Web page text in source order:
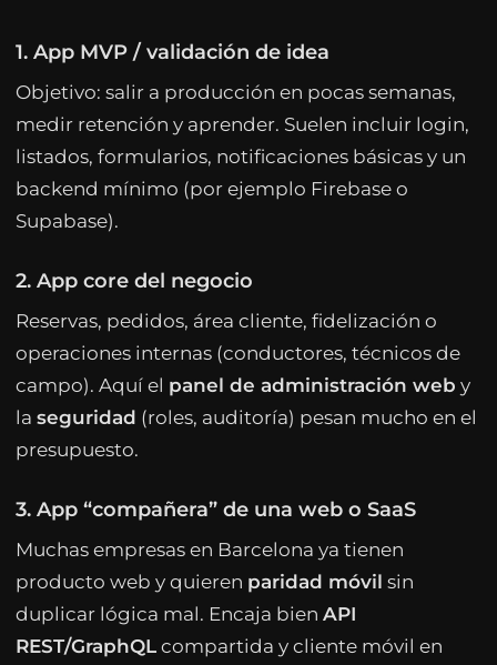
1. App MVP / validación de idea
Objetivo: salir a producción en pocas semanas,
medir retención y aprender. Suelen incluir login,
listados, formularios, notificaciones básicas y un
backend mínimo (por ejemplo Firebase o
Supabase).
2. App core del negocio
Reservas, pedidos, área cliente, fidelización o
operaciones internas (conductores, técnicos de
campo). Aquí el panel de administración web y
la seguridad (roles, auditoría) pesan mucho en el
presupuesto.
3. App “compañera” de una web o SaaS
Muchas empresas en Barcelona ya tienen
producto web y quieren paridad móvil sin
duplicar lógica mal. Encaja bien API
REST/GraphQLcompartida y cliente móvil en